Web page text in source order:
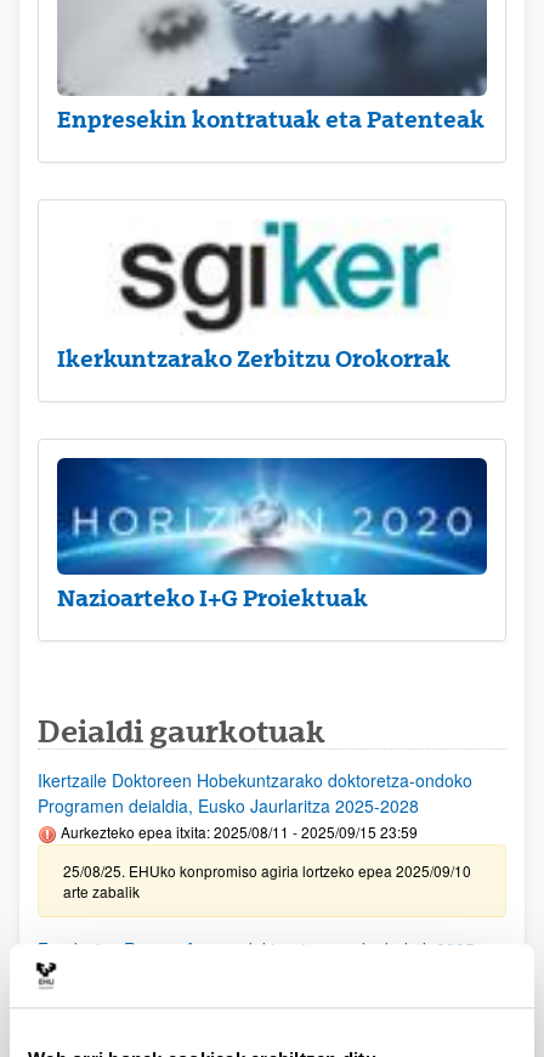
Enpresekin kontratuak eta Patenteak
Ikerkuntzarako Zerbitzu Orokorrak
Nazioarteko I+G Proiektuak
Deialdi gaurkotuak
Ikertzaile Doktoreen Hobekuntzarako doktoretza-ondoko
Programen deialdia, Eusko Jaurlaritza 2025-2028
Aurkezteko epea itxita: 2025/08/11 - 2025/09/15 23:59
25/08/25. EHUko konpromiso agiria lortzeko epea 2025/09/10
arte zabalik
Fundacion Ramon Areces doktoratu aurreko bekak 2025
(Bizitza eta Materiaren Zientziak, Gizarte Zientziak eta
2025/10/02 23:59)